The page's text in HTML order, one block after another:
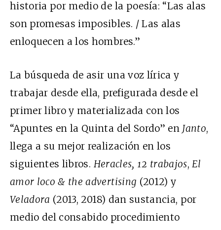
historia por medio de la poesía: “Las alas
son promesas imposibles. / Las alas
enloquecen a los hombres.”
La búsqueda de asir una voz lírica y
trabajar desde ella, prefigurada desde el
primer libro y materializada con los
“Apuntes en la Quinta del Sordo” en Janto,
llega a su mejor realización en los
siguientes libros. Heracles, 12 trabajos,El
amor loco & the advertising (2012) y
Veladora (2013, 2018) dan sustancia, por
medio del consabido procedimiento